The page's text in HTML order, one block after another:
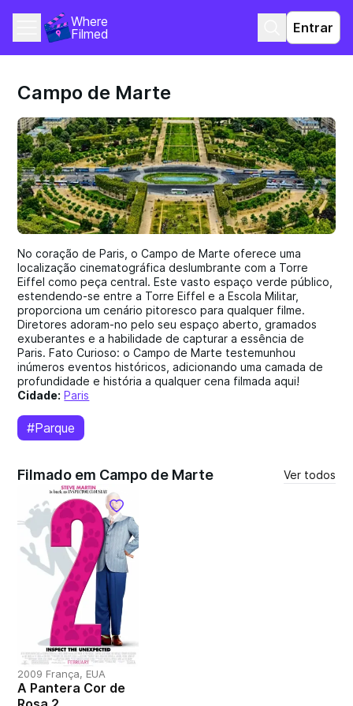
Where
Filmed
Entrar
Campo de Marte
No coração de Paris, o Campo de Marte oferece uma
localização cinematográfica deslumbrante com a Torre
Eiffel como peça central. Este vasto espaço verde público,
estendendo-se entre a Torre Eiffel e a Escola Militar,
proporciona um cenário pitoresco para qualquer filme.
Diretores adoram-no pelo seu espaço aberto, gramados
exuberantes e a habilidade de capturar a essência de
Paris. Fato Curioso: o Campo de Marte testemunhou
inúmeros eventos históricos, adicionando uma camada de
profundidade e história a qualquer cena filmada aqui!
Cidade: Paris
#Parque
Filmado em Campo de Marte Ver todos
2009 França, EUA
A Pantera Cor de